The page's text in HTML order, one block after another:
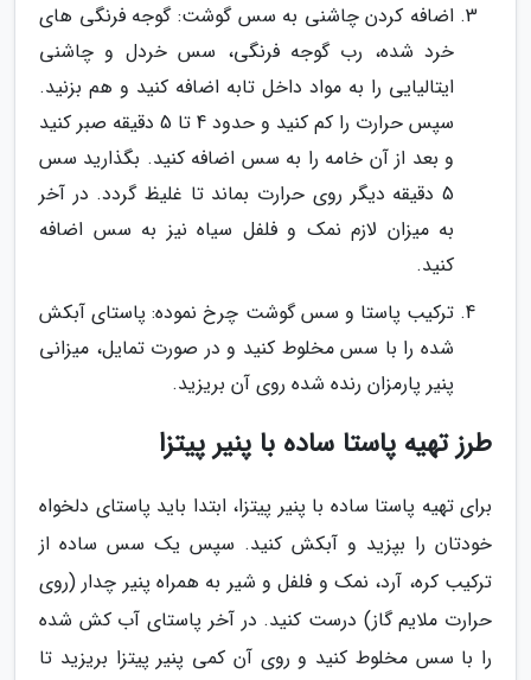
اضافه کردن چاشنی به سس گوشت: گوجه فرنگی های
خرد شده، رب گوجه فرنگی، سس خردل و چاشنی
ایتالیایی را به مواد داخل تابه اضافه کنید و هم بزنید.
سپس حرارت را کم کنید و حدود 4 تا 5 دقیقه صبر کنید
و بعد از آن خامه را به سس اضافه کنید. بگذارید سس
5 دقیقه دیگر روی حرارت بماند تا غلیظ گردد. در آخر
به میزان لازم نمک و فلفل سیاه نیز به سس اضافه
کنید.
ترکیب پاستا و سس گوشت چرخ نموده: پاستای آبکش
شده را با سس مخلوط کنید و در صورت تمایل، میزانی
پنیر پارمزان رنده شده روی آن بریزید.
طرز تهیه پاستا ساده با پنیر پیتزا
برای تهیه پاستا ساده با پنیر پیتزا، ابتدا باید پاستای دلخواه
خودتان را بپزید و آبکش کنید. سپس یک سس ساده از
ترکیب کره، آرد، نمک و فلفل و شیر به همراه پنیر چدار (روی
حرارت ملایم گاز) درست کنید. در آخر پاستای آب کش شده
را با سس مخلوط کنید و روی آن کمی پنیر پیتزا بریزید تا